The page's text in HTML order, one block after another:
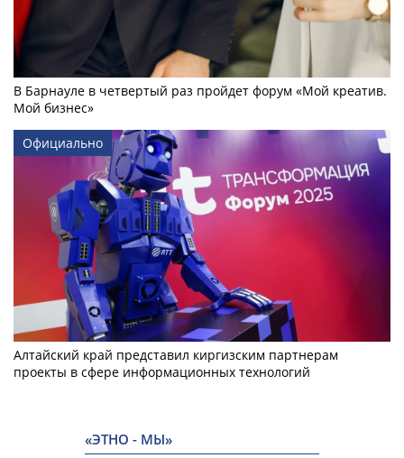
В Барнауле в четвертый раз пройдет форум «Мой креатив.
Мой бизнес»
Официально
Алтайский край представил киргизским партнерам
проекты в сфере информационных технологий
«ЭТНО - МЫ»